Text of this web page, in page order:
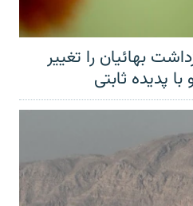
بهائیان را تغییر
پدیده ثابتی